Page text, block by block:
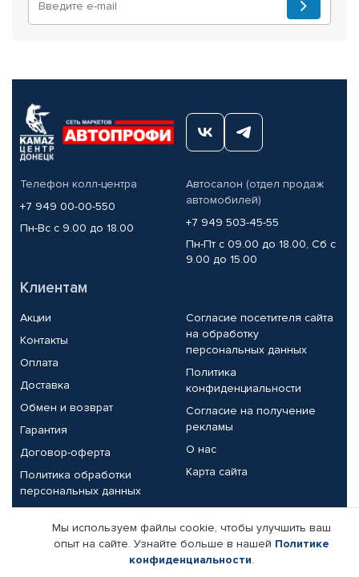
Телефон колл-центра
+7 949 00-00-550
Пн-Вс с 9.00 до 18.00
Автосалон (отдел продаж
автомобилей)
+7 949 503-45-55
Пн-Пт с 09.00 до 18.00, Сб с
9.00 до 15.00
Клиентам
Акции
Контакты
Оплата
Доставка
Обмен и возврат
Гарантия
Договор-оферта
Политика обработки
персональных данных
Согласие посетителя сайта
на обработку
персональных данных
Политика
конфиденциальности
Согласие на получение
рекламы
О нас
Карта сайта
Партнерам
Корпоративным клиентам
Реквизиты компании
Мы используем файлы cookie, чтобы улучшить ваш
опыт на сайте. Узнайте больше в нашей Политике
конфиденциальности.